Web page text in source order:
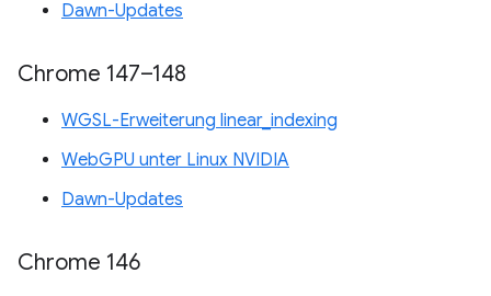
Dawn-Updates
Chrome 147–148
WGSL-Erweiterung linear_indexing
WebGPU unter Linux NVIDIA
Dawn-Updates
Chrome 146